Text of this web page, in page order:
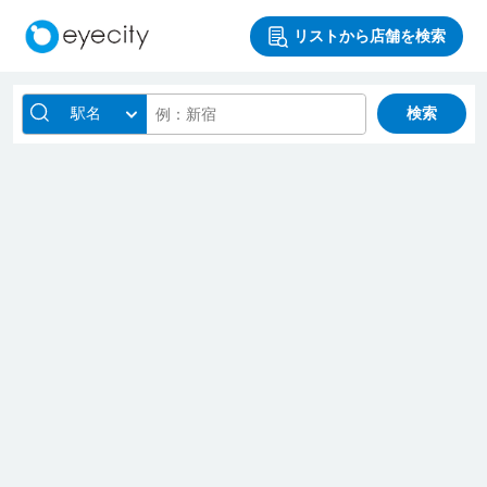
リストから店舗を検索
駅名 検索